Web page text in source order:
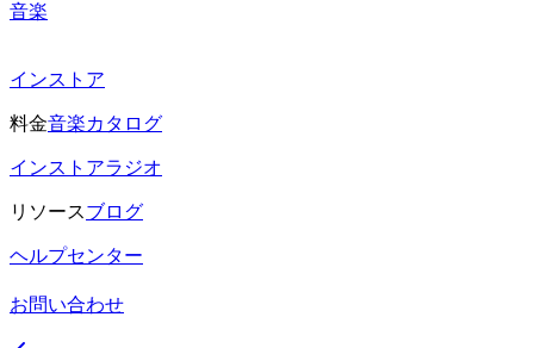
音楽
インストア
料金音楽カタログ
インストアラジオ
リソースブログ
ヘルプセンター
お問い合わせ